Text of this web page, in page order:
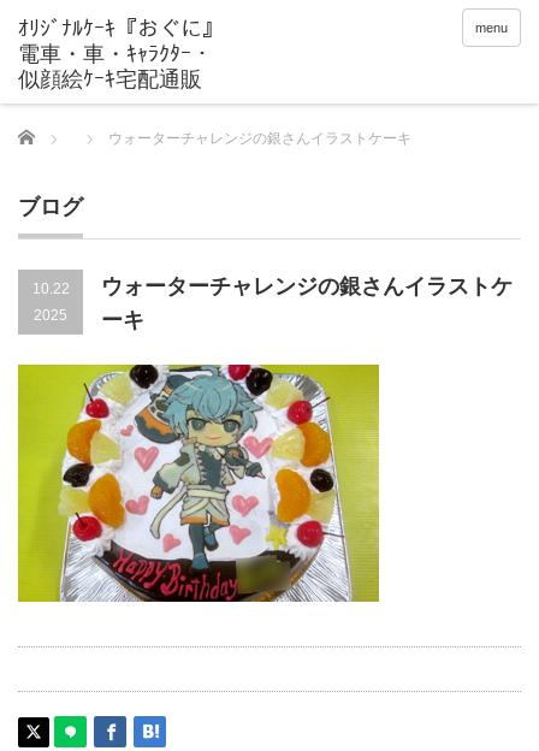
menu
Home ウォーターチャレンジの銀さんイラストケーキ
ブログ
10.22
2025
ウォーターチャレンジの銀さんイラストケ
ーキ